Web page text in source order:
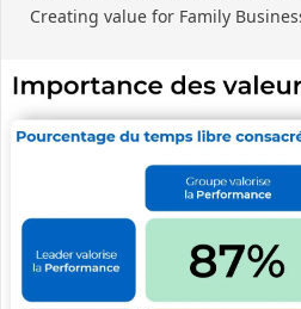
Creating value for Family